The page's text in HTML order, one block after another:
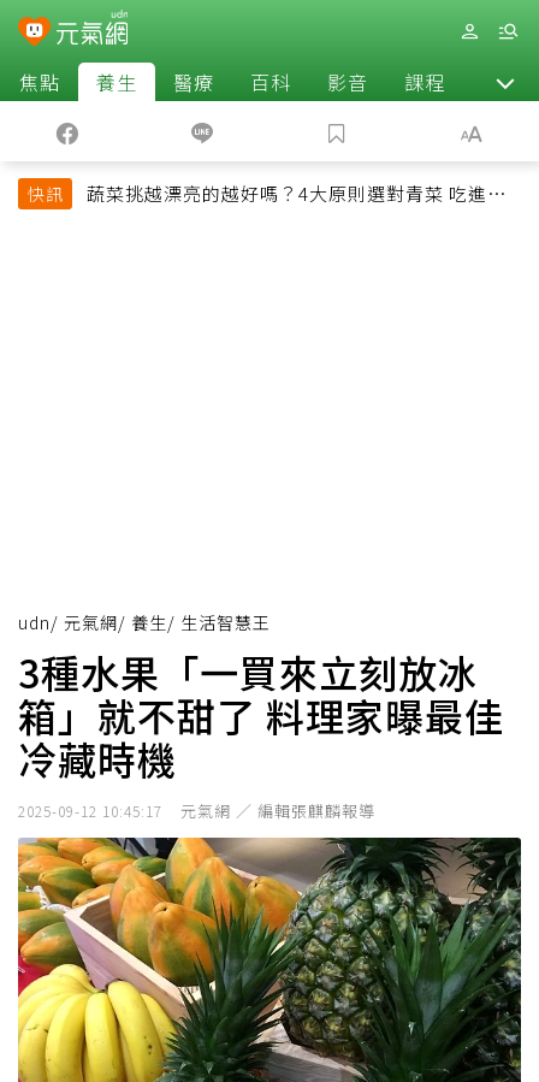
焦點 養生 醫療 百科 影音 課程 退休
快訊
蔬菜挑越漂亮的越好嗎？4大原則選對青菜 吃進纖
udn/ 元氣網/ 養生/ 生活智慧王
3種水果「一買來立刻放冰
箱」就不甜了 料理家曝最佳
冷藏時機
2025-09-12 10:45:17 元氣網 ／ 編輯張麒麟報導